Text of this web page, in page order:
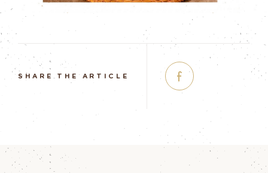
SHARE THE ARTICLE